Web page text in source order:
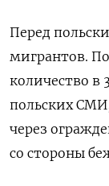
Перед
мигрантов.
количество в
польских
через
со стороны